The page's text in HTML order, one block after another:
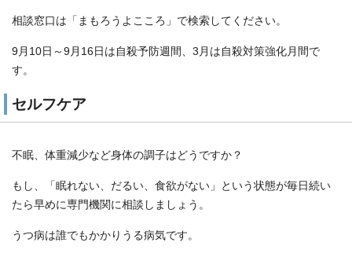
相談窓口は「まもろうよこころ」で検索してください。
9月10日～9月16日は自殺予防週間、3月は自殺対策強化月間で
す。
セルフケア
不眠、体重減少など身体の調子はどうですか？
もし、「眠れない、だるい、食欲がない」という状態が毎日続い
たら早めに専門機関に相談しましょう。
うつ病は誰でもかかりうる病気です。